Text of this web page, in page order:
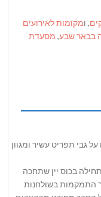
, ומקומות לאירועים
בבאר שבע, מסעדת
גבי תפריט עשיר ומגוון
בכוס יין שתחכה
התמקמות בשולחנות